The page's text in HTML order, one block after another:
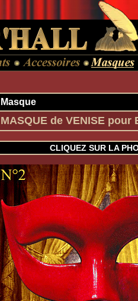
Masque
MASQUE de VENISE pour
CLIQUEZ SUR LA